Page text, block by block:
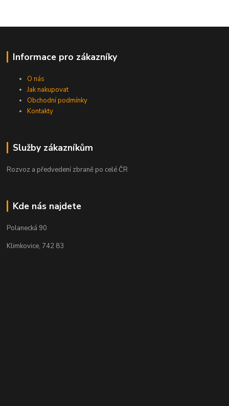
Informace pro zákazníky
O nás
Jak nakupovat
Obchodní podmínky
Kontakty
Služby zákazníkům
Rozvoz a předvedení zbraně po celé ČR
Kde nás najdete
Polanecká 90
Klimkovice, 742 83